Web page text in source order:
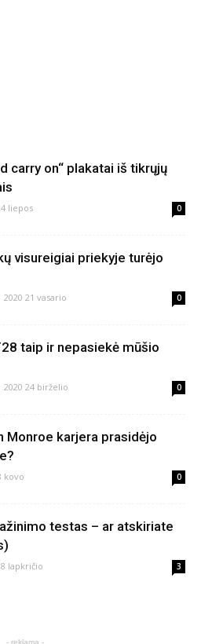
carry on“ plakatai iš tikrųjų
liepos 0
visureigiai priekyje turėjo
2020 21 vasario 0
taip ir nepasiekė mūšio
2020 24 birželio 0
Monroe karjera prasidėjo
kovo 0
testas – ar atskiriate
lapkričio 3
- reklama -